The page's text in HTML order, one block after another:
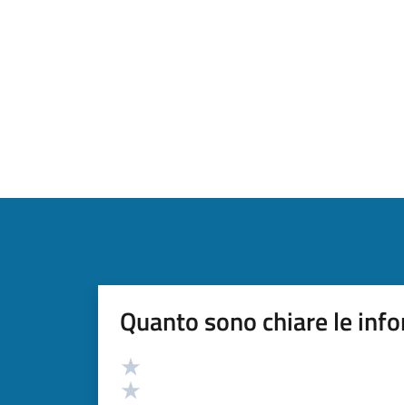
Quanto sono chiare le
Valutazione